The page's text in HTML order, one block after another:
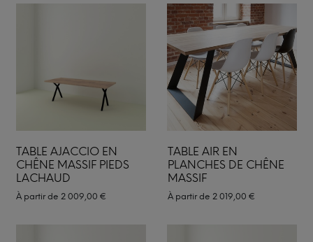
TABLE AJACCIO EN
CHÊNE MASSIF PIEDS
LACHAUD
À partir de 2 009,00 €
TABLE AIR EN
PLANCHES DE CHÊNE
MASSIF
À partir de 2 019,00 €